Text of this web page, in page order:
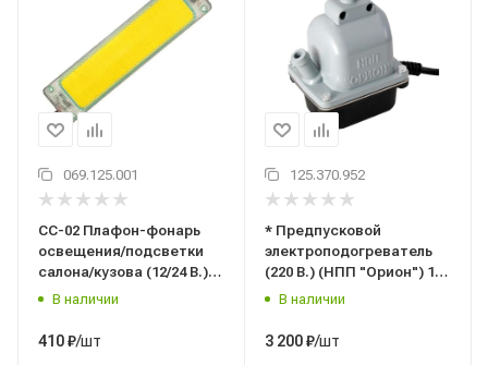
069.125.001
СС-02 Плафон-фонарь
освещения/подсветки
салона/кузова (12/24 В.)
55х245х9 мм.,
светодиодный, с
В наличии
410₽/шт
125.370.952
* Предпусковой
электроподогреватель
(220 В.) (НПП "Орион") 1,5
кВт. (см. прим.: Hyundai
KIA Rio / КИА Рио)
В наличии
3 200₽/шт